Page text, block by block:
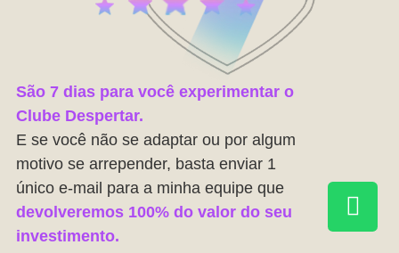
São 7 dias para você experimentar o
Clube Despertar.
E se você não se adaptar ou por algum
motivo se arrepender, basta enviar 1
único e-mail para a minha equipe que
devolveremos 100% do valor do seu
investimento.